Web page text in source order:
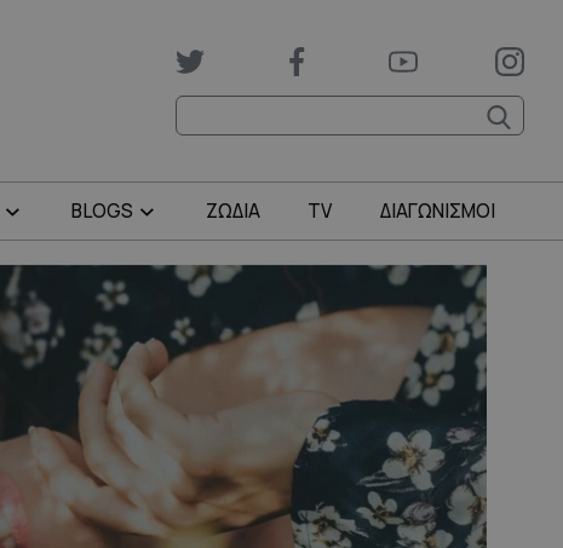
BLOGS ΖΩΔΙΑ TV ΔΙΑΓΩΝΙΣΜΟΙ